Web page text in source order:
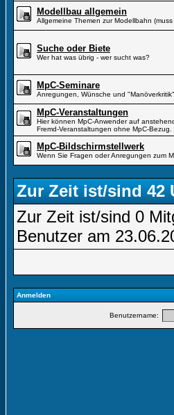
Modellbau allgemein
Allgemeine Themen zur Modellbahn
Suche oder Biete
Wer hat was übrig - wer sucht was?
MpC-Seminare
Anregungen, Wünsche und "Manöverkritik"
MpC-Veranstaltungen
Hier können MpC-Anwender auf
Fremd-Veranstaltungen ohne MpC-Bezug.
MpC-Bildschirmstellwerk
Wenn Sie Fragen oder Anregungen zum
Zur Zeit ist/sind 42
Zur Zeit ist/sind 0
Benutzer am
Anmelden
Benutzername: